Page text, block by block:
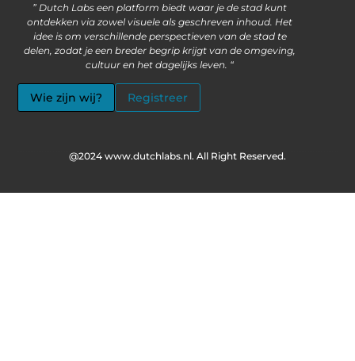
” Dutch Labs een platform biedt waar je de stad kunt
ontdekken via zowel visuele als geschreven inhoud. Het
idee is om verschillende perspectieven van de stad te
delen, zodat je een breder begrip krijgt van de omgeving,
cultuur en het dagelijks leven. “
Wie zijn wij? Registreer
@2024 www.dutchlabs.nl. All Right Reserved.